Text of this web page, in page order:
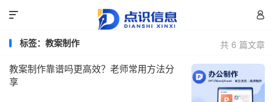


共 6 篇文章
标签：教案制作
教案制作靠谱吗更高效？老师常用方法分
享